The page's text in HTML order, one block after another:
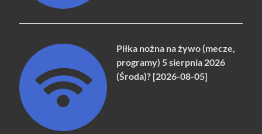
Piłka nożna na żywo (mecze,
programy) 5 sierpnia 2026
(Środa)? [2026-08-05]